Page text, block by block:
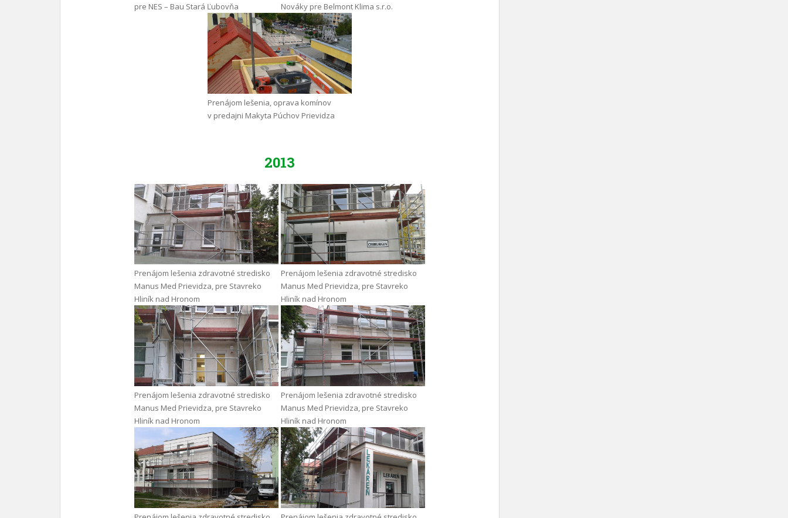
pre NES – Bau Stará Ľubovňa
Nováky pre Belmont Klima s.r.o.
Prenájom lešenia, oprava komínov
v predajni Makyta Púchov Prievidza
2013
Prenájom lešenia zdravotné stredisko
Manus Med Prievidza, pre Stavreko
Hliník nad Hronom
Prenájom lešenia zdravotné stredisko
Manus Med Prievidza, pre Stavreko
Hliník nad Hronom
Prenájom lešenia zdravotné stredisko
Manus Med Prievidza, pre Stavreko
Hliník nad Hronom
Prenájom lešenia zdravotné stredisko
Manus Med Prievidza, pre Stavreko
Hliník nad Hronom